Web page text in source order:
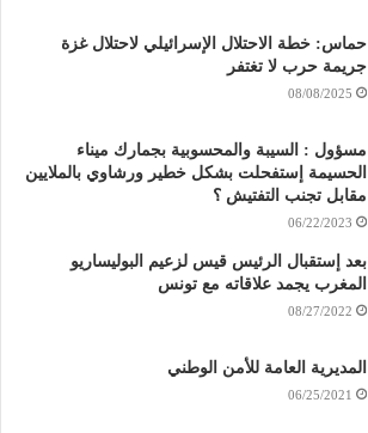
حماس: خطة الاحتلال الإسرائيلي لاحتلال غزة
جريمة حرب لا تغتفر
08/08/2025
مسؤول : السيبة والمحسوبية بجمارك ميناء
الحسيمة إستفحلت بشكل خطير ورشاوي بالملايين
مقابل تجنب التفتيش ؟
06/22/2023
بعد إستقبال الرئيس قيس لزعيم البوليساريو
المغرب يجمد علاقاته مع تونس
08/27/2022
المديرية العامة للأمن الوطني
06/25/2021